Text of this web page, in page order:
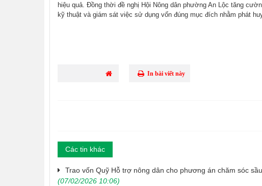
hiệu quả. Đồng thời đề nghị Hội Nông dân phường An Lộc tăng
kỹ thuật và giám sát việc sử dụng vốn đúng mục đích nhằm phát
In bài viết này
Các tin khác
Trao vốn Quỹ Hỗ trợ nông dân cho phương án chăm sóc
(07/02/2026 10:06)